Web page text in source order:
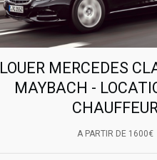
LOUER MERCEDES
MAYBACH -
CHAUFFEUR
A PARTIR DE 1600€